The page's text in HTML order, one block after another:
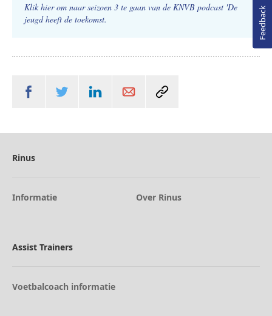
Klik hier om naar seizoen 3 te gaan van de KNVB podcast 'De
jeugd heeft de toekomst.
Rinus
Informatie Over Rinus
Assist Trainers
Voetbalcoach informatie
Feedback